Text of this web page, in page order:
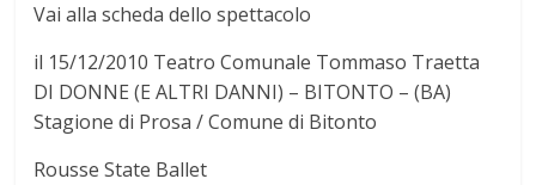
Vai alla scheda dello spettacolo
il 15/12/2010 Teatro Comunale Tommaso Traetta
DI DONNE (E ALTRI DANNI) – BITONTO – (BA)
Stagione di Prosa / Comune di Bitonto
Rousse State Ballet